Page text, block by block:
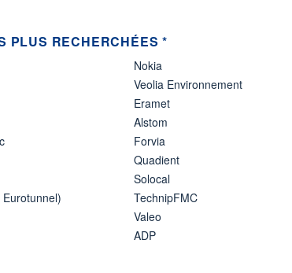
PLUS RECHERCHÉES *
Nokia
Veolia Environnement
Eramet
Alstom
Forvia
Quadient
Solocal
TechnipFMC
Valeo
ADP